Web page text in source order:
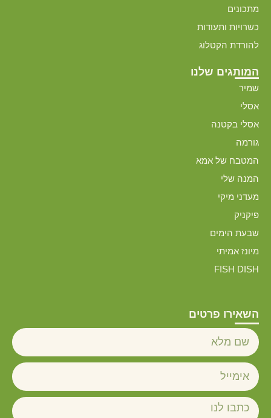
השאירו פרטים
מתכונים
כשרויות ותעודות
להורדת הקטלוג
המותגים שלנו
שמיר
אסלי
אסלי בקטנה
גורמה
המטבח של אמא
המנה שלי
מעדני מיקי
פיקניק
שבעת הימים
מיונז אמיתי
FISH DISH